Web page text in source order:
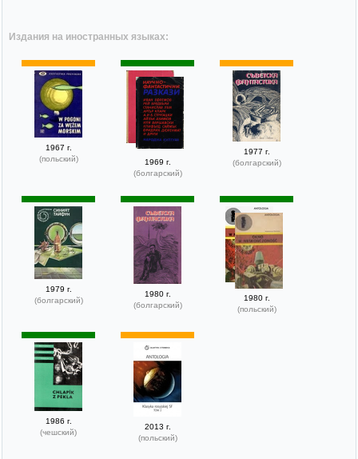
Издания на иностранных языках:
1967 г.
(польский)
1969 г.
(болгарский)
1977 г.
(болгарский)
1979 г.
(болгарский)
1980 г.
(болгарский)
1980 г.
(польский)
1986 г.
(чешский)
2013 г.
(польский)